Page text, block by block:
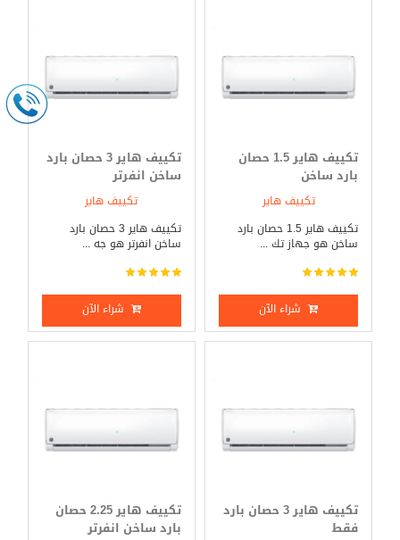
تكييف هاير 1.5 حصان
بارد ساخن
تكييف هاير
تكييف هاير 1.5 حصان بارد
ساخن هو جهاز تك ...
شراء الآن
تكييف هاير 3 حصان بارد
ساخن انفرتر
تكييف هاير
تكييف هاير 3 حصان بارد
ساخن انفرتر هو جه ...
شراء الآن
تكييف هاير 3 حصان بارد
فقط
تكييف هاير 2.25 حصان
بارد ساخن انفرتر